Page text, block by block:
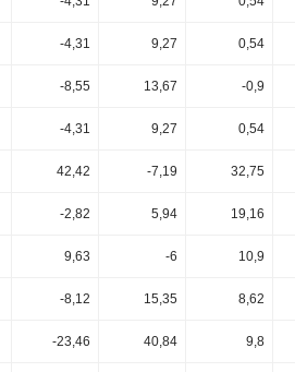
-4,31 9,27 0,54
-8,55 13,67 -0,9
-4,31 9,27 0,54
42,42 -7,19 32,75
-2,82 5,94 19,16
9,63 -6 10,9
-8,12 15,35 8,62
-23,46 40,84 9,8